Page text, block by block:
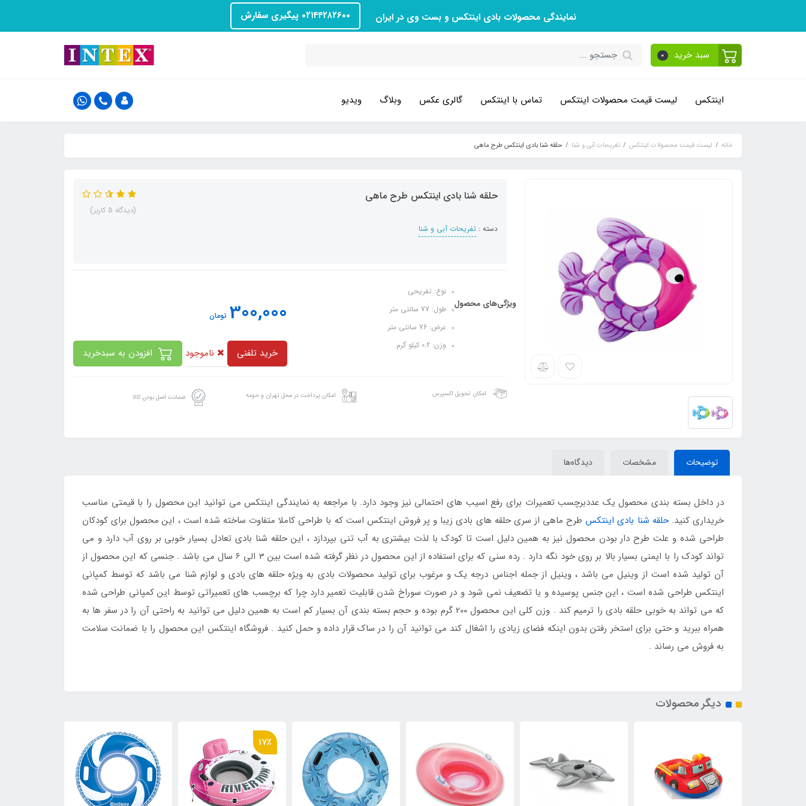
نمایندگی محصولات بادی اینتکس و بست وی در ایران ۰۲۱۴۴۲۸۲۶۰۰ پیگیری سفارش
سبد خرید 0
اینتکس لیست قیمت محصولات اینتکس تماس با اینتکس گالری عکس وبلاگ ویدیو
خانه لیست قیمت محصولات اینتکس تفریحات آبی و شنا حلقه شنا بادی اینتکس طرح ماهی
حلقه شنا بادی اینتکس طرح ماهی
دسته : تفریحات آبی و شنا
(دیدگاه 5 کاربر)
ویژگی‌های محصول
نوع: تفریحی
طول: 77 سانتی متر
عرض: 76 سانتی متر
وزن: 0.2 کیلو گرم
300,000 تومان
خرید تلفنی ناموجود
امکان تحویل اکسپرس امکان پرداخت در محل تهران و حومه ضمانت اصل بودن کالا
توضیحات مشخصات دیدگاه‌ها
در داخل بسته بندی محصول یک عددبرچسب تعمیرات برای رفع اسیب های احتمالی نیز وجود دارد. با مراجعه به نمایندگی اینتکس می توانید این محصول را با قیمتی مناسب
خریداری کنید.حلقه شنا بادی اینتکس طرح ماهی از سری حلقه های بادی زیبا و پر فروش اینتکس است که با طراحی کاملا متفاوت ساخته شده است ، این محصول برای کودکان
طراحی شده و علت طرح دار بودن محصول نیز به همین دلیل است تا کودک با لذت بیشتری به آب تنی بپردازد ، این حلقه شنا بادی تعادل بسیار خوبی بر روی آب دارد و می
تواند کودک را با ایمنی بسیار بالا بر روی خود نگه دارد . رده سنی که برای استفاده از این محصول در نظر گرفته شده است بین 3 الی 6 سال می باشد . جنسی که این محصول از
آن تولید شده است از وینیل می باشد ، وینیل از جمله اجناس درجه یک و مرغوب برای تولید محصولات بادی به ویژه حلقه های بادی و لوازم شنا می باشد که توسط کمپانی
اینتکس طراحی شده است ، این جنس پوسیده و یا تضعیف نمی شود و در صورت سوراخ شدن قابلیت تعمیر دارد چرا که برچسب های تعمیراتی توسط این کمپانی طراحی شده
که می تواند به خوبی حلقه بادی را ترمیم کند . وزن کلی این محصول 200 گرم بوده و حجم بسته بندی آن بسیار کم است به همین دلیل می توانید به راحتی آن را در سفر ها به
همراه ببرید و حتی برای استخر رفتن بدون اینکه فضای زیادی را اشغال کند می توانید آن را در ساک قرار داده و حمل کنید . فروشگاه اینتکس این محصول را با ضمانت سلامت
به فروش می رساند .
دیگر محصولات
17٪